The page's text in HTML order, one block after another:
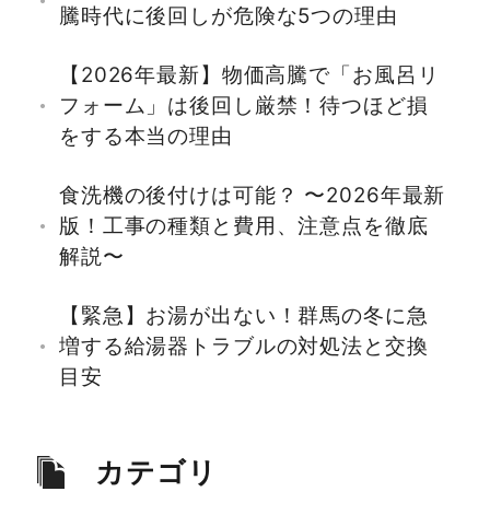
騰時代に後回しが危険な5つの理由
【2026年最新】物価高騰で「お風呂リ
フォーム」は後回し厳禁！待つほど損
をする本当の理由
食洗機の後付けは可能？ 〜2026年最新
版！工事の種類と費用、注意点を徹底
解説〜
【緊急】お湯が出ない！群馬の冬に急
増する給湯器トラブルの対処法と交換
目安
カテゴリ